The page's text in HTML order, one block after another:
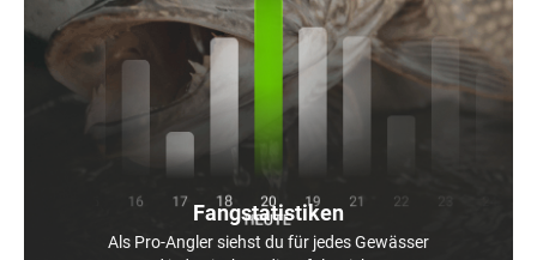
Fangstatistiken
Als Pro-Angler siehst du für jedes Gewässer